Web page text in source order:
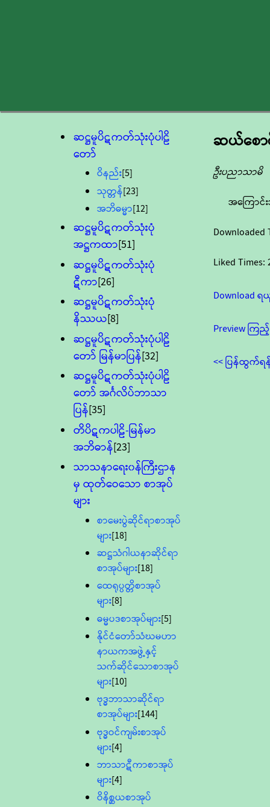
ဆဋ္ဌမူပိဋကတ်သုံးပုံပါဠိ
တော်
ဝိနည်း[5]
သုတ္တန်[23]
အဘိဓမ္မာ[12]
ဆဋ္ဌမူပိဋကတ်သုံးပုံ
အဋ္ဌကထာ[51]
ဆဋ္ဌမူပိဋကတ်သုံးပုံ
ဋီကာ[26]
ဆဋ္ဌမူပိဋကတ်သုံးပုံ
နိဿယ[8]
ဆဋ္ဌမူပိဋကတ်သုံးပုံပါဠိ
တော် မြန်မာပြန်[32]
ဆဋ္ဌမူပိဋကတ်သုံးပုံပါဠိ
တော် အင်္ဂလိပ်ဘာသာ
ပြန်[35]
တိပိဋကပါဠိ-မြန်မာ
အဘိဓာန်[23]
သာသနာရေး၀န်ကြီးဌာန
မှ ထုတ်ဝေသော စာအုပ်
များ
စာမေးပွဲဆိုင်ရာစာအုပ်
များ[18]
ဆဋ္ဌသံဂါယနာဆိုင်ရာ
စာအုပ်များ[18]
ထေရုပ္ပတ္တိစာအုပ်
များ[8]
ဓမ္မပဒစာအုပ်များ[5]
နိုင်ငံတော်သံဃမဟာ
နာယကအဖွဲ့နှင့်
သက်ဆိုင်သောစာအုပ်
များ[10]
ဗုဒ္ဓဘာသာဆိုင်ရာ
စာအုပ်များ[144]
ဗုဒ္ဓဝင်ကျမ်းစာအုပ်
များ[4]
ဘာသာဋီကာစာအုပ်
များ[4]
ဝိနိစ္ဆယစာအုပ်
ဆယ်စော
ဦးပညာသာမိ
အကြောင်
Downloaded
Liked Times:
Download
Preview ကြ
<< ပြန်ထွက်ရ